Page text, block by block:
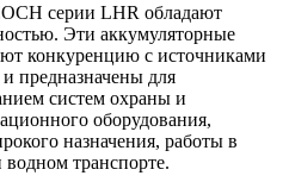
серии LHR обладают
Эти аккумуляторные
конкуренцию с источниками
предназначены для
систем охраны и
оборудования,
назначения, работы в
транспорте.